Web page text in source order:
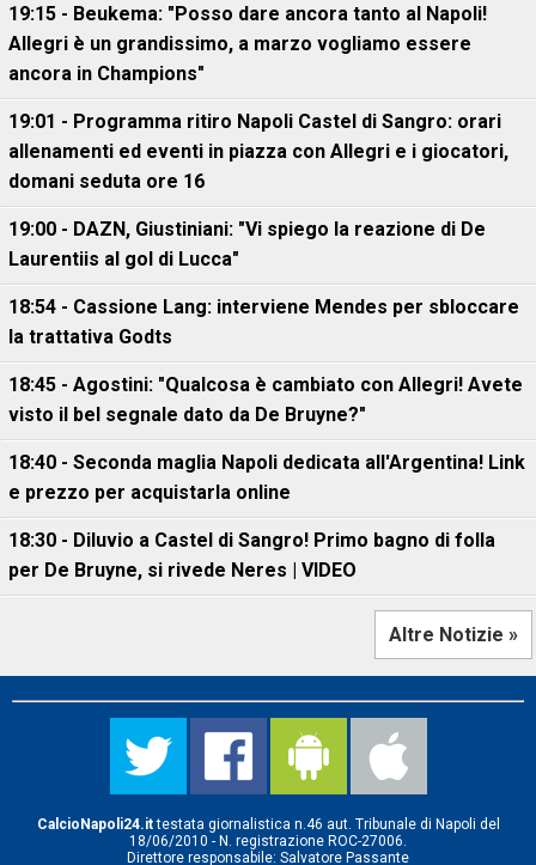
19:15 - Beukema: "Posso dare ancora tanto al Napoli!
Allegri è un grandissimo, a marzo vogliamo essere
ancora in Champions"
19:01 - Programma ritiro Napoli Castel di Sangro: orari
allenamenti ed eventi in piazza con Allegri e i giocatori,
domani seduta ore 16
19:00 - DAZN, Giustiniani: "Vi spiego la reazione di De
Laurentiis al gol di Lucca"
18:54 - Cassione Lang: interviene Mendes per sbloccare
la trattativa Godts
18:45 - Agostini: "Qualcosa è cambiato con Allegri! Avete
visto il bel segnale dato da De Bruyne?"
18:40 - Seconda maglia Napoli dedicata all'Argentina! Link
e prezzo per acquistarla online
18:30 - Diluvio a Castel di Sangro! Primo bagno di folla
per De Bruyne, si rivede Neres | VIDEO
Altre Notizie »
CalcioNapoli24.ittestata giornalistica n.46 aut. Tribunale di Napoli del
18/06/2010 - N. registrazione ROC-27006.
Direttore responsabile: Salvatore Passante